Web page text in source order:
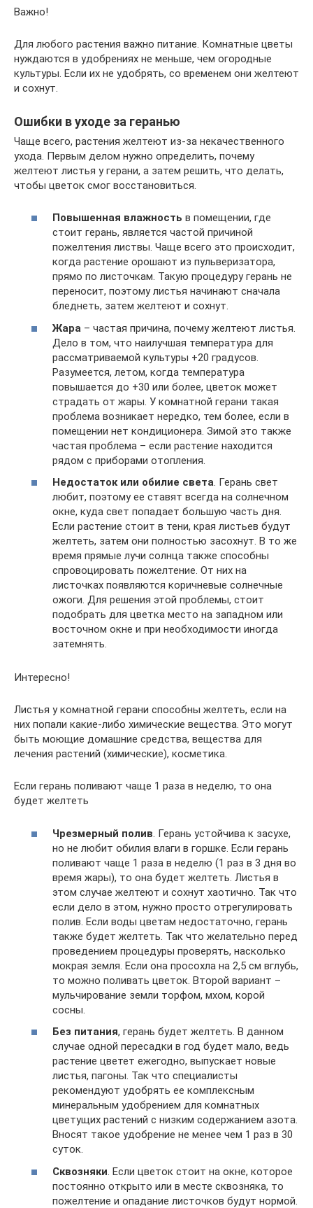
Важно!
Для любого растения важно питание. Комнатные цветы
нуждаются в удобрениях не меньше, чем огородные
культуры. Если их не удобрять, со временем они желтеют
и сохнут.
Ошибки в уходе за геранью
Чаще всего, растения желтеют из-за некачественного
ухода. Первым делом нужно определить, почему
желтеют листья у герани, а затем решить, что делать,
чтобы цветок смог восстановиться.
Повышенная влажность в помещении, где
стоит герань, является частой причиной
пожелтения листвы. Чаще всего это происходит,
когда растение орошают из пульверизатора,
прямо по листочкам. Такую процедуру герань не
переносит, поэтому листья начинают сначала
бледнеть, затем желтеют и сохнут.
Жара – частая причина, почему желтеют листья.
Дело в том, что наилучшая температура для
рассматриваемой культуры +20 градусов.
Разумеется, летом, когда температура
повышается до +30 или более, цветок может
страдать от жары. У комнатной герани такая
проблема возникает нередко, тем более, если в
помещении нет кондиционера. Зимой это также
частая проблема – если растение находится
рядом с приборами отопления.
Недостаток или обилие света. Герань свет
любит, поэтому ее ставят всегда на солнечном
окне, куда свет попадает большую часть дня.
Если растение стоит в тени, края листьев будут
желтеть, затем они полностью засохнут. В то же
время прямые лучи солнца также способны
спровоцировать пожелтение. От них на
листочках появляются коричневые солнечные
ожоги. Для решения этой проблемы, стоит
подобрать для цветка место на западном или
восточном окне и при необходимости иногда
затемнять.
Интересно!
Листья у комнатной герани способны желтеть, если на
них попали какие-либо химические вещества. Это могут
быть моющие домашние средства, вещества для
лечения растений (химические), косметика.
Если герань поливают чаще 1 раза в неделю, то она
будет желтеть
Чрезмерный полив . Герань устойчива к засухе,
но не любит обилия влаги в горшке. Если герань
поливают чаще 1 раза в неделю (1 раз в 3 дня во
время жары), то она будет желтеть. Листья в
этом случае желтеют и сохнут хаотично. Так что
если дело в этом, нужно просто отрегулировать
полив. Если воды цветам недостаточно, герань
также будет желтеть. Так что желательно перед
проведением процедуры проверять, насколько
мокрая земля. Если она просохла на 2,5 см вглубь,
то можно поливать цветок. Второй вариант –
мульчирование земли торфом, мхом, корой
сосны.
Без питания, герань будет желтеть. В данном
случае одной пересадки в год будет мало, ведь
растение цветет ежегодно, выпускает новые
листья, пагоны. Так что специалисты
рекомендуют удобрять ее комплексным
минеральным удобрением для комнатных
цветущих растений с низким содержанием азота.
Вносят такое удобрение не менее чем 1 раз в 30
суток.
Сквозняки . Если цветок стоит на окне, которое
постоянно открыто или в месте сквозняка, то
пожелтение и опадание листочков будут нормой.